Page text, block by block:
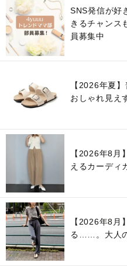
SNS発信が好
きるチャンス
員募集中
【2026年夏
おしゃれ見え
【2026年8
えるカーディ
【2026年8月
る……。大人